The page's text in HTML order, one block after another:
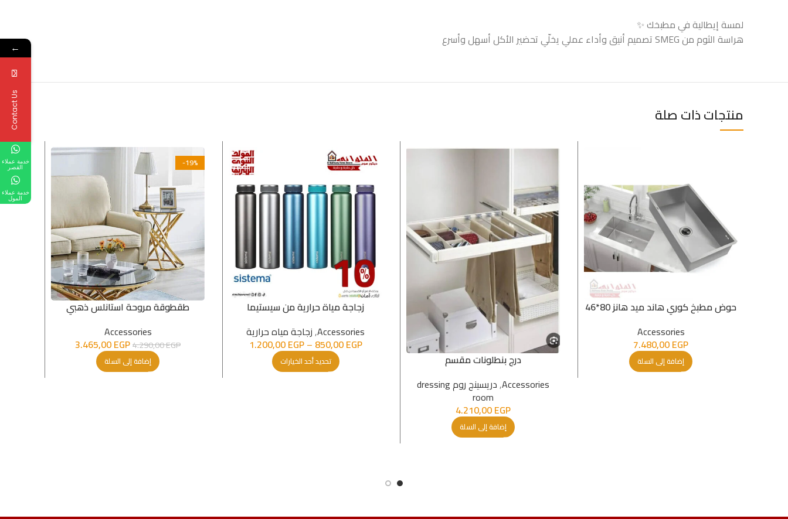
لمسة إيطالية في مطبخك ✨
هراسة الثوم من SMEG تصميم أنيق وأداء عملي يخلّي تحضير الأكل أسهل وأسرع
منتجات ذات صلة
حوض مطبخ كوري هاند ميد هانز 80*46
Accessories
7.480,00EGP
إضافة إلى السلة
درج بنطلونات مقسم
Accessories
, دريسينج روم dressing
room
4.210,00EGP
إضافة إلى السلة
زجاجة مياة حرارية من سيستيما
Accessories
,زجاجة مياه حرارية
850,00EGP
–
1.200,00EGP
تحديد أحد الخيارات
-19%
طقطوقة مروحة استانلس ذهبي
Accessories
4.290,00EGP
3.465,00EGP
إضافة إلى السلة
←
Contact Us
خدمة عملاء
القصر
خدمة عملاء
المول